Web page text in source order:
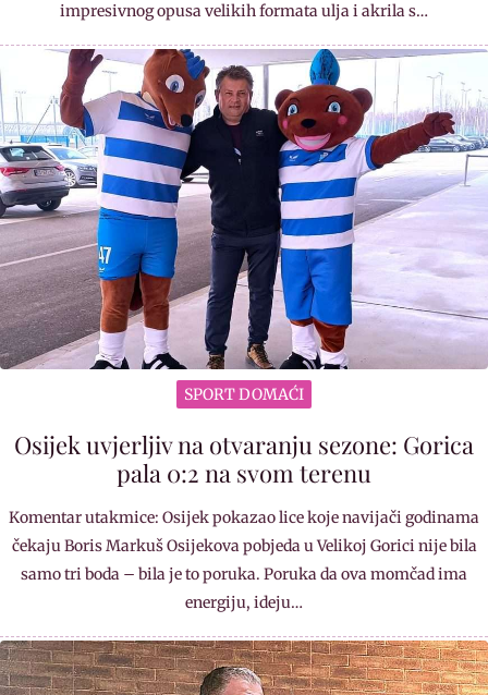
impresivnog opusa velikih formata ulja i akrila s…
SPORT DOMAĆI
Osijek uvjerljiv na otvaranju sezone: Gorica
pala 0:2 na svom terenu
Komentar utakmice: Osijek pokazao lice koje navijači godinama
čekaju Boris Markuš Osijekova pobjeda u Velikoj Gorici nije bila
samo tri boda – bila je to poruka. Poruka da ova momčad ima
energiju, ideju…